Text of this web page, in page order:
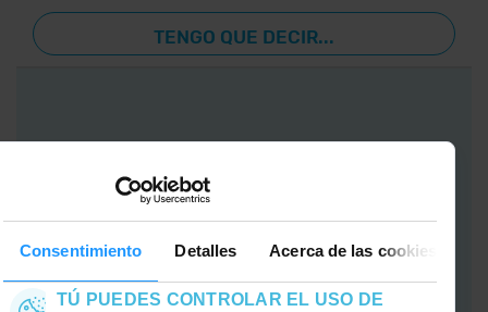
Consentimiento Detalles Acerca de las cookies
TÚ PUEDES CONTROLAR EL USO DE
TENGO QUE DECIR...
Ahora, lo más
importante en
tu bolsillo.